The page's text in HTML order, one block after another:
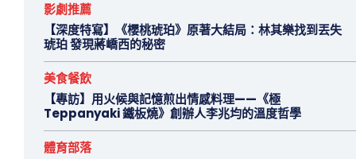
影劇推薦
【深度特寫】《櫻桃琥珀》原著大結局：林其樂找到丟失
琥珀 發現蔣嶠西的秘密
美食餐飲
【專訪】用火候與記憶煎出情感料理——《極
Teppanyaki 鐵板燒》創辦人李兆均的溫度哲學
體育部落